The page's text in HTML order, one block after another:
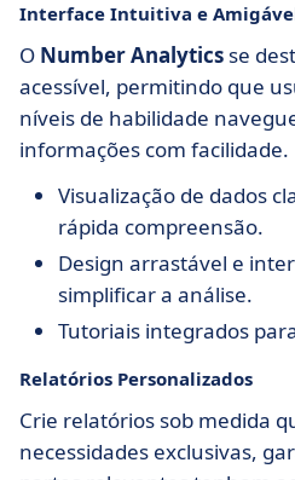
Interface Intuitiva e
O Number Analytics se
acessível, permitindo que
níveis de habilidade
informações com facilidade.
Visualização de dados
rápida compreensão.
Design arrastável e
simplificar a análise.
Tutoriais integrados
Relatórios Personalizados
Crie relatórios sob medida
necessidades exclusivas,